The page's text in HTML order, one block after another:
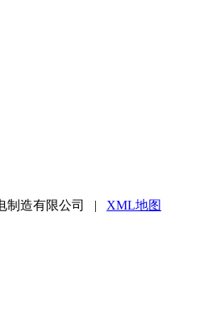
制造有限公司 | XML地图